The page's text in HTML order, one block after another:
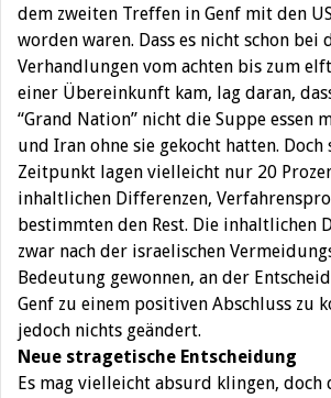
dem zweiten Treffen in Genf mit den
worden waren. Dass es nicht schon bei
Verhandlungen vom achten bis zum
einer Übereinkunft kam, lag daran,
“Grand Nation” nicht die Suppe essen
und Iran ohne sie gekocht hatten. Doch
Zeitpunkt lagen vielleicht nur 20
inhaltlichen Differenzen,
bestimmten den Rest. Die inhaltlichen
zwar nach der israelischen
Bedeutung gewonnen, an der
Genf zu einem positiven Abschluss zu
jedoch nichts geändert.
Neue stragetische Entscheidung
Es mag vielleicht absurd klingen,